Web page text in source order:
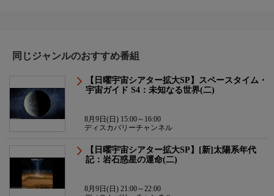
同じジャンルのおすすめ番組
【日曜宇宙シアター拡大SP】スペースタイム・
宇宙ガイド S4：未知なる世界(二)
8月9日(日) 15:00～16:00
ディスカバリーチャンネル
【日曜宇宙シアター拡大SP】[新]太陽系年代
記：岩石惑星の運命(二)
8月9日(日) 21:00～22:00